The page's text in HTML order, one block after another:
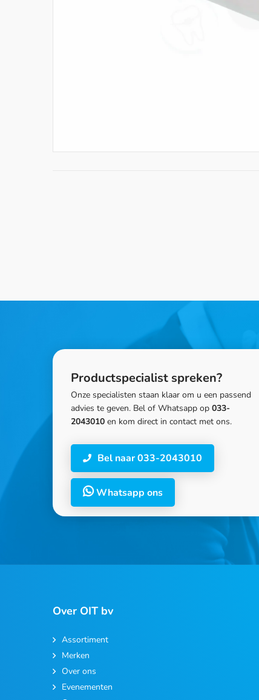
Productspecialist spreken?
Onze specialisten staan klaar om u een passend
advies te geven. Bel of Whatsapp op 033-
2043010 en kom direct in contact met ons.
Bel naar 033-2043010
Whatsapp ons
Over OIT bv
Assortiment
Merken
Over ons
Evenementen